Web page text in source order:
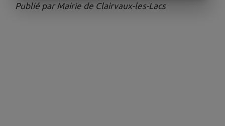
Publié par Mairie de Clairvaux-les-Lacs